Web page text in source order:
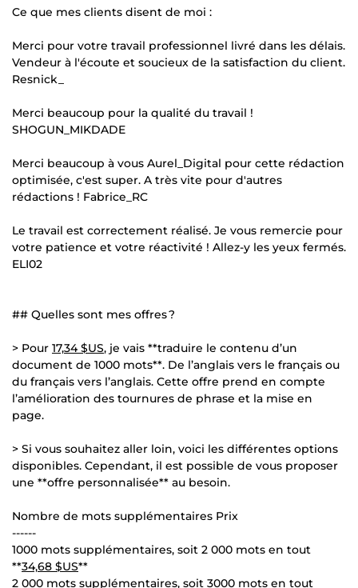
Ce que mes clients disent de moi :
Merci pour votre travail professionnel livré dans les délais.
Vendeur à l'écoute et soucieux de la satisfaction du client.
Resnick_
Merci beaucoup pour la qualité du travail !
SHOGUN_MIKDADE
Merci beaucoup à vous Aurel_Digital pour cette rédaction
optimisée, c'est super. A très vite pour d'autres
rédactions ! Fabrice_RC
Le travail est correctement réalisé. Je vous remercie pour
votre patience et votre réactivité ! Allez-y les yeux fermés.
ELI02
## Quelles sont mes offres ?
> Pour 17,34 $US, je vais **traduire le contenu d’un
document de 1000 mots**. De l’anglais vers le français ou
du français vers l’anglais. Cette offre prend en compte
l’amélioration des tournures de phrase et la mise en
page.
> Si vous souhaitez aller loin, voici les différentes options
disponibles. Cependant, il est possible de vous proposer
une **offre personnalisée** au besoin.
Nombre de mots supplémentaires Prix
------
1000 mots supplémentaires, soit 2 000 mots en tout
**34,68 $US**
2 000 mots supplémentaires, soit 3000 mots en tout